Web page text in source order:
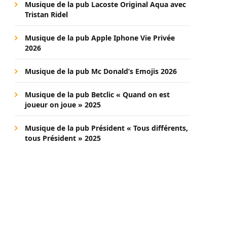
Musique de la pub Lacoste Original Aqua avec
Tristan Ridel
Musique de la pub Apple Iphone Vie Privée
2026
Musique de la pub Mc Donald’s Emojis 2026
Musique de la pub Betclic « Quand on est
joueur on joue » 2025
Musique de la pub Président « Tous différents,
tous Président » 2025